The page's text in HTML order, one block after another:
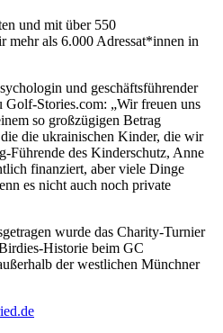
und mit über 550
mehr als 6.000 Adressat*innen in
und geschäftsführender
Stories.com: „Wir freuen uns
so großzügigen Betrag
die ukrainischen Kinder, die wir
Führende des Kinderschutz, Anne
finanziert, aber viele Dinge
es nicht auch noch private
wurde das Charity-Turnier
Historie beim GC
der westlichen Münchner